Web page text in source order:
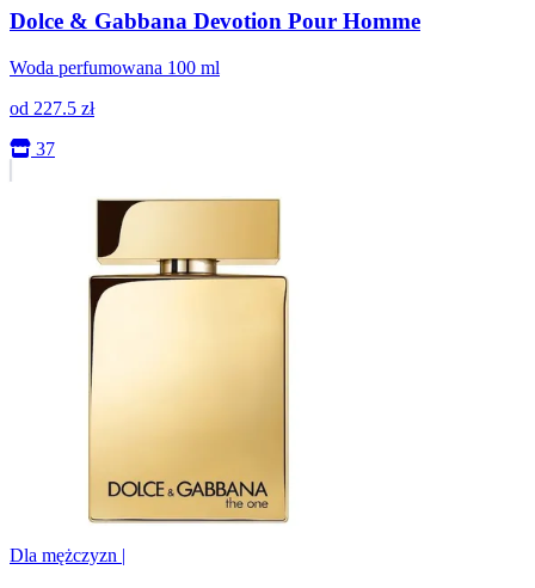
Dolce & Gabbana Devotion Pour Homme
Woda perfumowana 100 ml
od 227.5 zł
37
Dla mężczyzn |